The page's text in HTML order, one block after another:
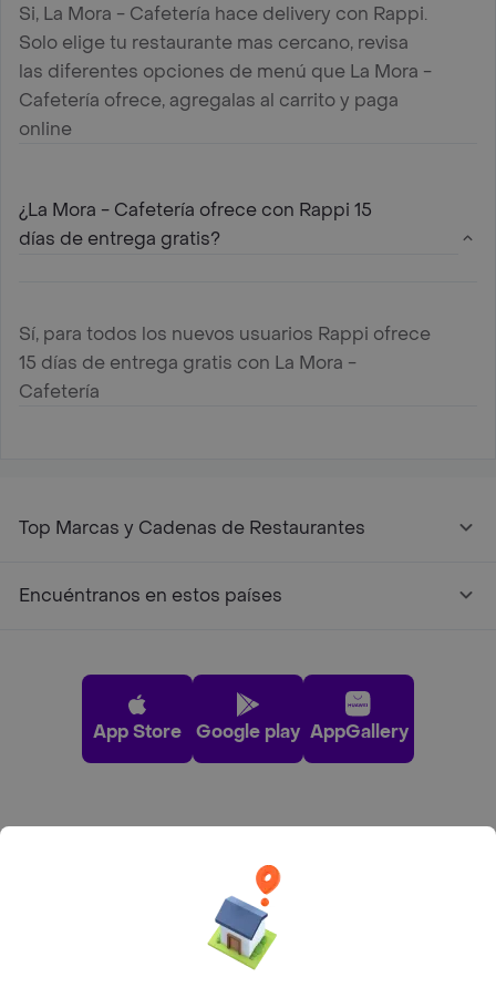
Si, La Mora - Cafetería hace delivery con Rappi.
Solo elige tu restaurante mas cercano, revisa
las diferentes opciones de menú que La Mora -
Cafetería ofrece, agregalas al carrito y paga
online
¿La Mora - Cafetería ofrece con Rappi 15
días de entrega gratis?
Sí, para todos los nuevos usuarios Rappi ofrece
15 días de entrega gratis con La Mora -
Cafetería
Top Marcas y Cadenas de Restaurantes
Encuéntranos en estos países
App Store Google play AppGallery